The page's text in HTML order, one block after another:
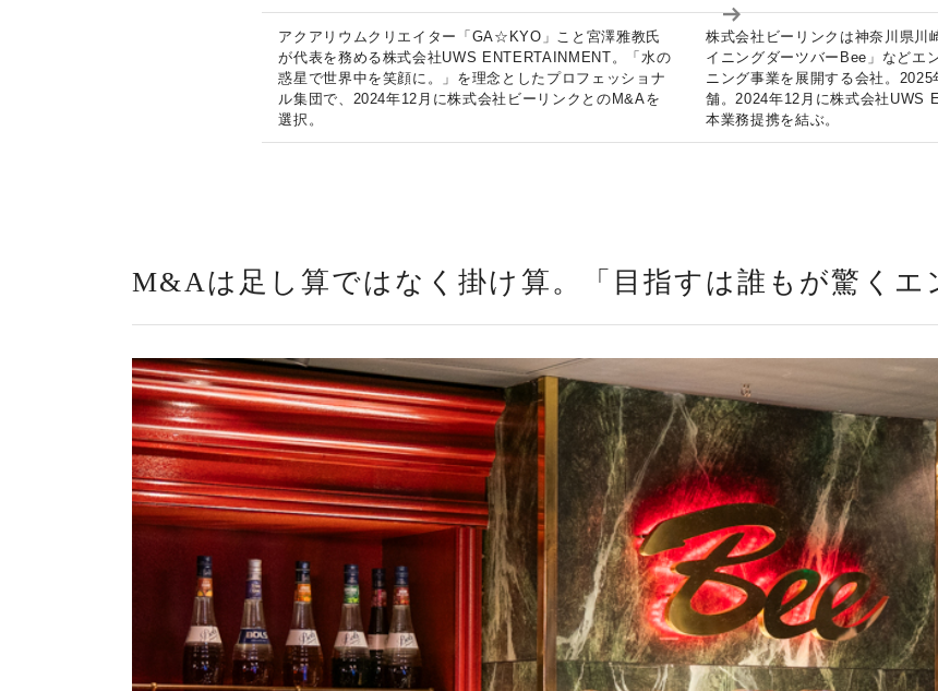
アクアリウムクリエイター「GA☆KYO」こと宮澤雅教氏
が代表を務める株式会社UWS ENTERTAINMENT。「水の
惑星で世界中を笑顔に。」を理念としたプロフェッショナ
ル集団で、2024年12月に株式会社ビーリンクとのM&Aを
選択。
株式会社ビーリンクは神奈川県川
イニングダーツバーBee」などエ
ニング事業を展開する会社。
舗。2024年12月に株式会社UWS
本業務提携を結ぶ。
M&Aは足し算ではなく掛け算。「目指すは誰もが驚くエ